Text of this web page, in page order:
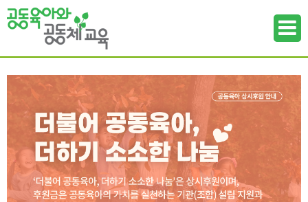
하위메뉴
하위메뉴
하위메뉴